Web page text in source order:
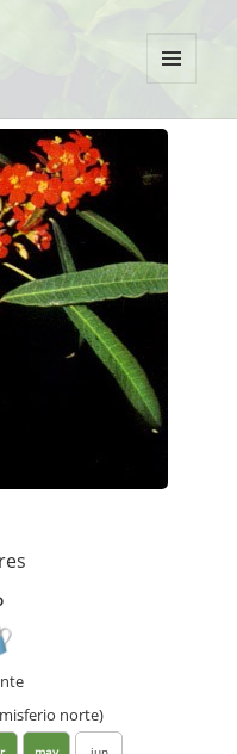
WIDGETS
norte)